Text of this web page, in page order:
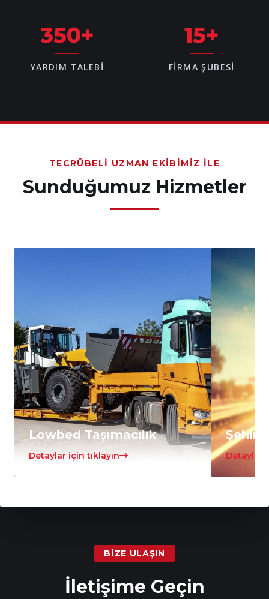
350+
YARDIM TALEBI
15+
FIRMA ŞUBESI
TECRÜBELI UZMAN EKIBIMIZ İLE
Sunduğumuz Hizmetler
Lowbed Taşımacılık
Detaylar için tıklayın Detaylar
BIZE ULAŞIN
İletişime Geçin